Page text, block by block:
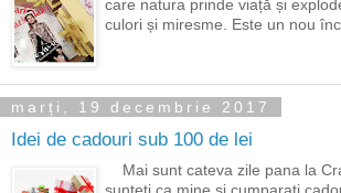
care natura prinde viață și
culori și miresme. Este un nou
marți, 19 decembrie 2017
Idei de cadouri sub 100 de lei
Mai sunt cateva zile pana la